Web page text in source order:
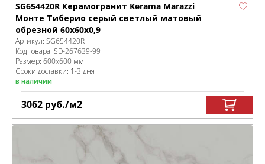
SG654420R Керамогранит Kerama Marazzi
Монте Тиберио серый светлый матовый
обрезной 60x60x0,9
Артикул: SG654420R
Код товара: SD-267639-99
Размер: 600x600 мм
Сроки доставки: 1-3 дня
в наличии
3062 руб./м2